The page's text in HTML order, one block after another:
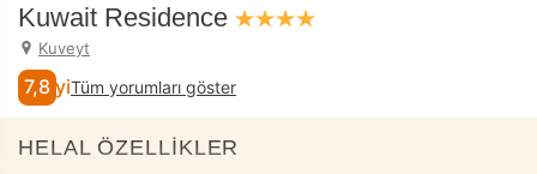
Kuwait Residence
Kuveyt
7,8 İyiTüm yorumları göster
HELAL ÖZELLİKLER